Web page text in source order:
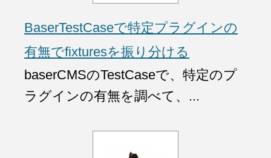
BaserTestCaseで特定プラグインの
有無でfixturesを振り分ける
baserCMSのTestCaseで、特定のプ
ラグインの有無を調べて、...